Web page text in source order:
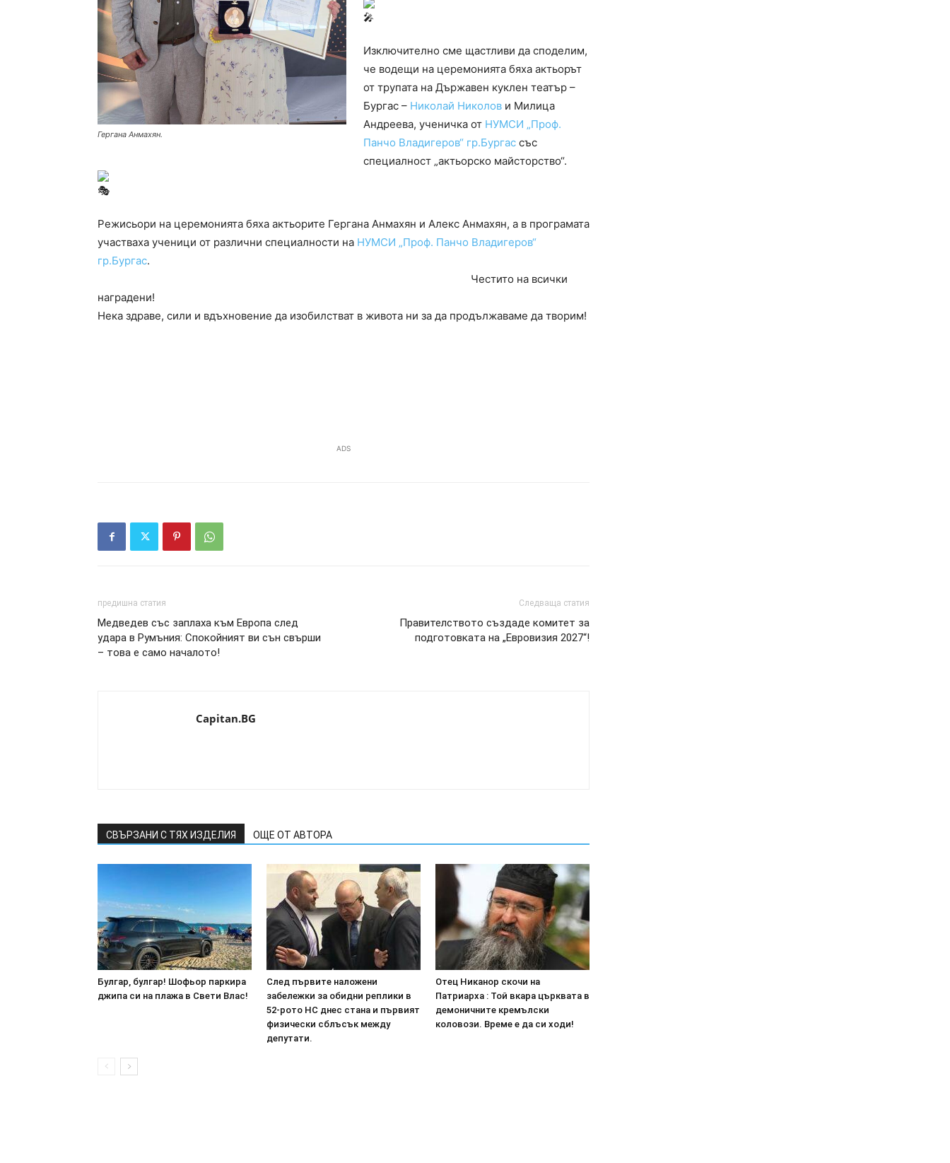
Гергана Анмахян.
Изключително сме щастливи да споделим,
че водещи на церемонията бяха актьорът
от трупата на Държавен куклен театър –
Бургас – Николай Николов и Милица
Андреева, ученичка от НУМСИ „Проф.
Панчо Владигеров“ гр.Бургас със
специалност „актьорско майсторство“.
Режисьори на церемонията бяха актьорите Гергана Анмахян и Алекс Анмахян, а в програмата
участваха ученици от различни специалности на НУМСИ „Проф. Панчо Владигеров“
гр.Бургас.
Честито на всички
наградени!
Нека здраве, сили и вдъхновение да изобилстват в живота ни за да продължаваме да творим!
ADS
предишна статия
Медведев със заплаха към Европа след
удара в Румъния: Спокойният ви сън свърши
– това е само началото!
Следваща статия
Правителството създаде комитет за
подготовката на „Евровизия 2027“!
Capitan.BG
СВЪРЗАНИ С ТЯХ ИЗДЕЛИЯ ОЩЕ ОТ АВТОРА
Булгар, булгар! Шофьор паркира
джипа си на плажа в Свети Влас!
След първите наложени
забележки за обидни реплики в
52-рото НС днес стана и първият
физически сблъсък между
депутати.
Отец Никанор скочи на
Патриарха : Той вкара църквата в
демоничните кремълски
коловози. Време е да си ходи!